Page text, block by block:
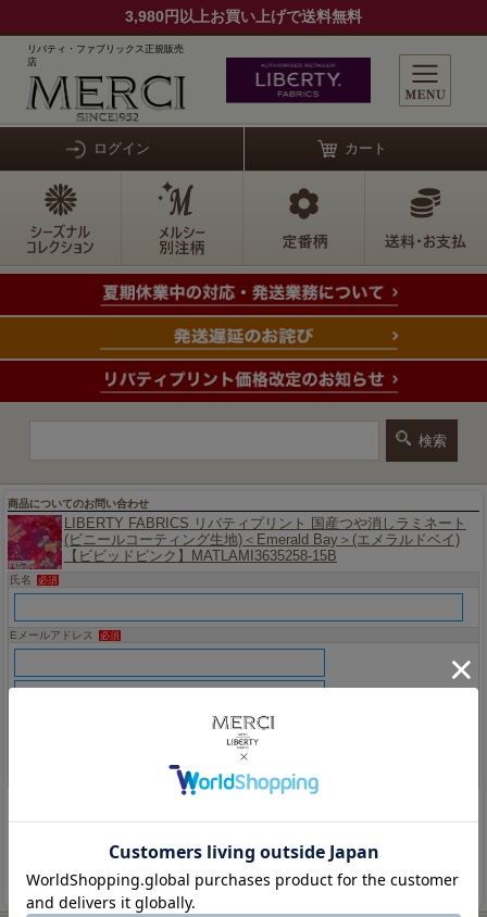
3,980円以上お買い上げで送料無料
リバティ・ファブリックス正規販売
店
ログイン カート
商品についてのお問い合わせ
LIBERTY FABRICS リバティプリント 国産つや消しラミネート
(ビニールコーティング生地)＜Emerald Bay＞(エメラルドベイ)
【ビビッドピンク】MATLAMI3635258-15B
氏名 必須
Eメールアドレス 必須